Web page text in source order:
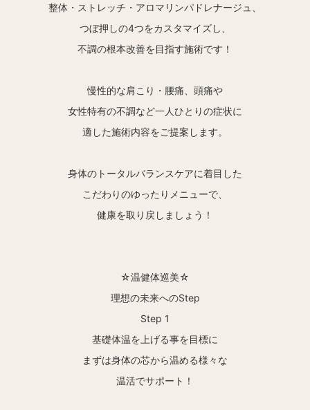
整体・ストレッチ・アロマリンパドレナージュ、
つぼ押しの4つをカスタマイズし、
不調の根本改善を目指す施術です！
慢性的な肩こり・腰痛、頭痛や
女性特有の不調など一人ひとりの症状に
適した施術内容をご提案します。
身体のトータルバランスケアに着目した
こだわりのゆったりメニューで、
健康を取り戻しましょう！
☆温健体巡美☆
理想の未来へのStep
Step 1
基礎体温を上げる事を目標に
まずは身体の芯から温める様々な
温活でサポート！